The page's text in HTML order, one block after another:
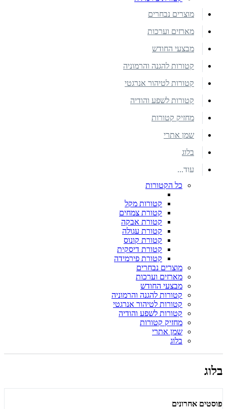
מוצרים נבחרים
מארזים וערכות
מבצעי החודש
קטורות להגנה והרמוניה
קטורות לטיהור אנרגטי
קטורות לשפע והודיה
מחזיק קטורות
שמן אתרי
בלוג
עוד...
כל הקטורות
קטורות מקל
קטורת צמחים
קטורת אבקה
קטורת עגולה
קטורת קונוס
קטורת דיסקית
קטורת פירמידה
מוצרים נבחרים
מארזים וערכות
מבצעי החודש
קטורות להגנה והרמוניה
קטורות לטיהור אנרגטי
קטורות לשפע והודיה
מחזיק קטורות
שמן אתרי
בלוג
בלוג
פוסטים אחרונים